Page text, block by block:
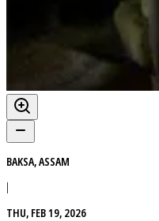
BAKSA, ASSAM
|
THU, FEB 19, 2026